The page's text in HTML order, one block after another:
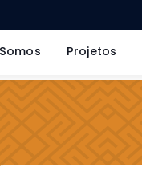
Projetos